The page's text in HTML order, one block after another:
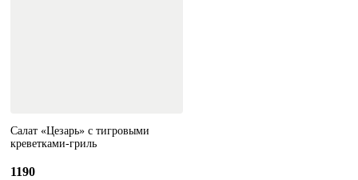
Салат «Цезарь» с тигровыми
креветками-гриль
1190